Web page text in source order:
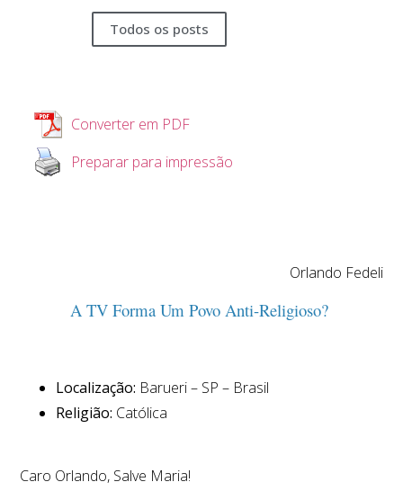
Todos os posts
Converter em PDF
Preparar para impressão
Orlando Fedeli
A TV Forma Um Povo Anti-Religioso?
Localização: Barueri – SP – Brasil
Religião: Católica
Caro Orlando, Salve Maria!